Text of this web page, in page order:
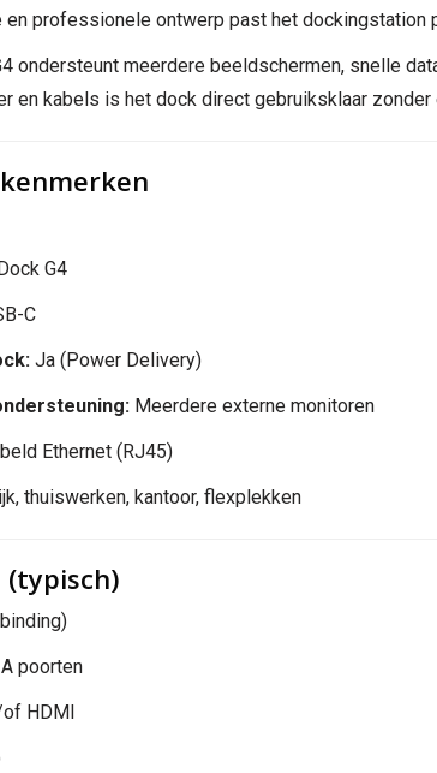
en professionele ontwerp past het dockingstation
ondersteunt meerdere beeldschermen, snelle
en kabels is het dock direct gebruiksklaar
G4
C
Ja (Power Delivery)
Meerdere externe monitoren
Ethernet (RJ45)
thuiswerken, kantoor, flexplekken
poorten
HDMI